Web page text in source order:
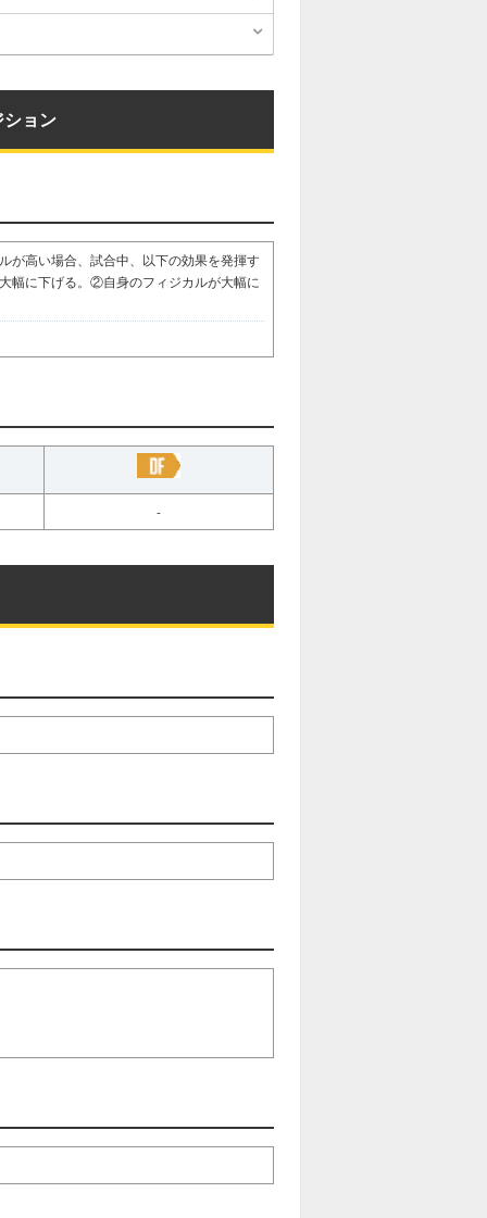
ョン
が高い場合、試合中、以下の効果を発揮す
幅に下げる。②自身のフィジカルが大幅に
-